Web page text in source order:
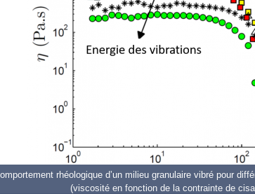
rhéologique d’un milieu granulaire vibré pour
(viscosité en fonction de la contrainte de